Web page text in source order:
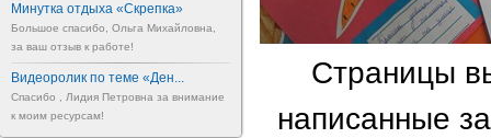
Минутка отдыха «Скрепка»
Большое спасибо, Ольга Михайловна,
за ваш отзыв к работе!
Видеоролик по теме «Ден...
Спасибо , Лидия Петровна за внимание
к моим ресурсам!
Страницы
написанные